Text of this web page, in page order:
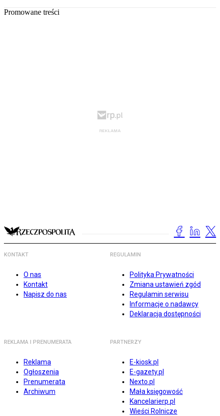
Promowane treści
KONTAKT
O nas
Kontakt
Napisz do nas
REGULAMIN
Polityka Prywatności
Zmiana ustawień zgód
Regulamin serwisu
Informacje o nadawcy
Deklaracja dostępności
REKLAMA I PRENUMERATA
Reklama
Ogłoszenia
Prenumerata
Archiwum
PARTNERZY
E-kiosk.pl
E-gazety.pl
Nexto.pl
Mała księgowość
Kancelarierp.pl
Wieści Rolnicze